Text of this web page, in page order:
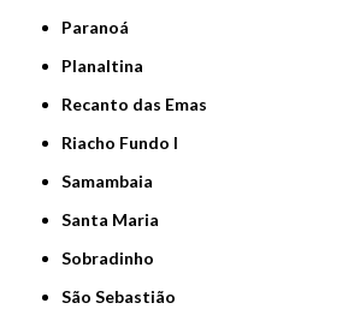
Paranoá
Planaltina
Recanto das Emas
Riacho Fundo I
Samambaia
Santa Maria
Sobradinho
São Sebastião